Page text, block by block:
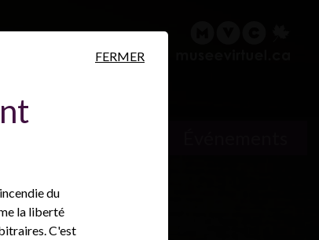
Rechercher English
FERMER
du
la liberté
C'est